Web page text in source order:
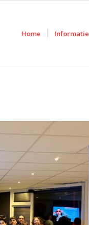
Home Informatie